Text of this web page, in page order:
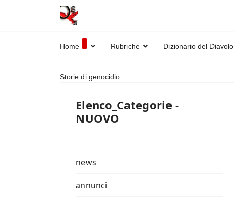
Home Rubriche Dizionario del Diavolo
Storie di genocidio
Elenco_Categorie -
NUOVO
news
annunci